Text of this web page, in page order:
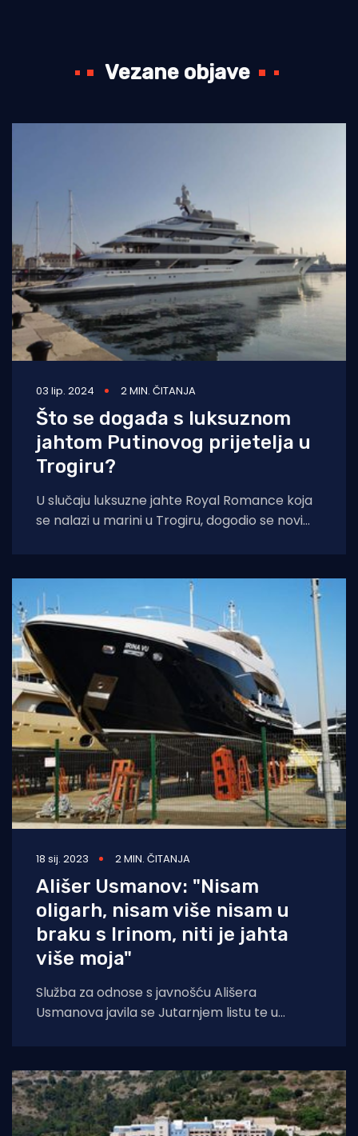
Vezane objave
03 lip. 2024 2 MIN. ČITANJA
Što se događa s luksuznom
jahtom Putinovog prijetelja u
Trogiru?
U slučaju luksuzne jahte Royal Romance koja
se nalazi u marini u Trogiru, dogodio se novi
18 sij. 2023 2 MIN. ČITANJA
Ališer Usmanov: "Nisam
oligarh, nisam više nisam u
braku s Irinom, niti je jahta
više moja"
Služba za odnose s javnošću Ališera
Usmanova javila se Jutarnjem listu te u